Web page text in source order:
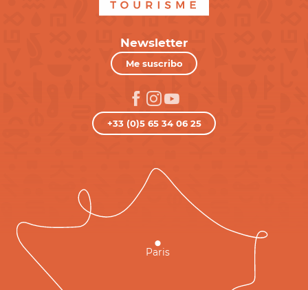
Newsletter
Me suscribo
+33 (0)5 65 34 06 25
Paris